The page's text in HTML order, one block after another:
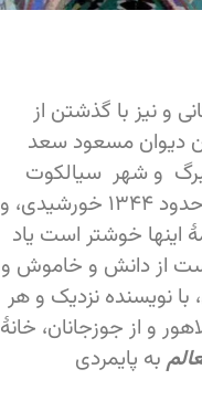
و نیز با گذشتن از
دیوان مسعود سعد
و شهر سیالکوت
به کابل حدود ۱۳۴۴ خورشیدی، و
اینها خوشتر است یاد
از دانش و خاموش و
نویسنده نزدیک و هر
و از جوزجانان، خانۀ
به پایمردی